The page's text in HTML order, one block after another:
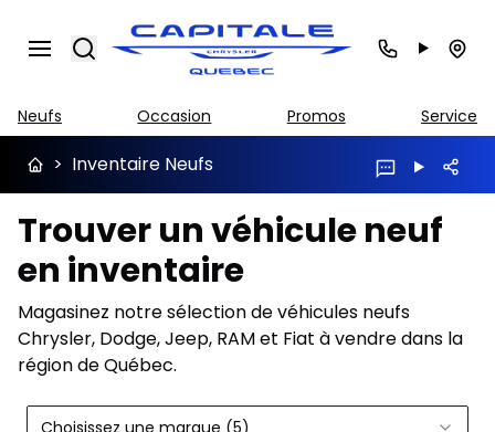
Search
Neufs Occasion Promos Service
> Inventaire Neufs
Trouver un véhicule neuf
en inventaire
Magasinez notre sélection de véhicules neufs
Chrysler, Dodge, Jeep, RAM et Fiat à vendre dans la
région de Québec.